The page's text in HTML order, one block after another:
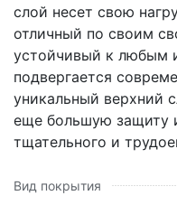
слой несет свою
отличный по своим
устойчивый к любым
подвергается
уникальный верхний
еще большую защиту
тщательного и
Вид покрытия